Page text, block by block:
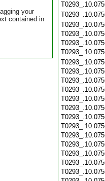
your
contained in